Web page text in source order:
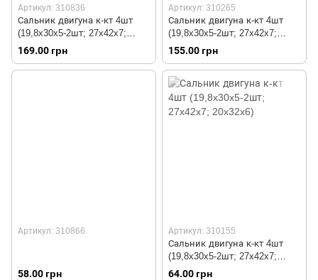
Артикул: 310836
Сальник двигуна к-кт 4шт
(19,8x30x5-2шт; 27x42x7;
20x32x6), коричневий
169.00 грн
Артикул: 310265
Сальник двигуна к-кт 4шт
(19,8x30x5-2шт; 27x42x7;
20x32x6)
155.00 грн
Артикул: 310866
58.00 грн
Артикул: 310155
Сальник двигуна к-кт 4шт
(19,8x30x5-2шт; 27x42x7;
20x32x6)
64.00 грн